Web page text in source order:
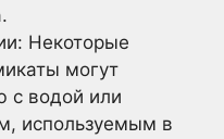
Некоторые
могут
с водой или
используемым в